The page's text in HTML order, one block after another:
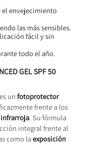
el envejecimiento
las más sensibles.
fácil y sin
todo el año.
GEL SPF 50
es un fotoprotector
frente a los
infrarroja. Su fórmula
integral frente al
como laexposición